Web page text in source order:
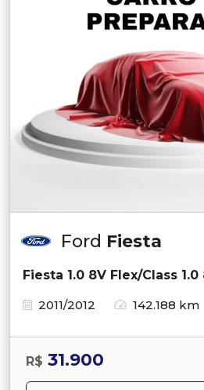
Ford Fiesta
Fiesta 1.0 8V Flex/Class 1.0
2011/2012
142.188 km
R$ 31.900